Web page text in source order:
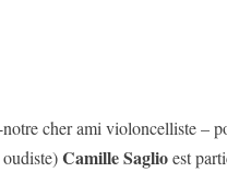
cher ami violoncelliste –
oudiste)Camille Saglioest